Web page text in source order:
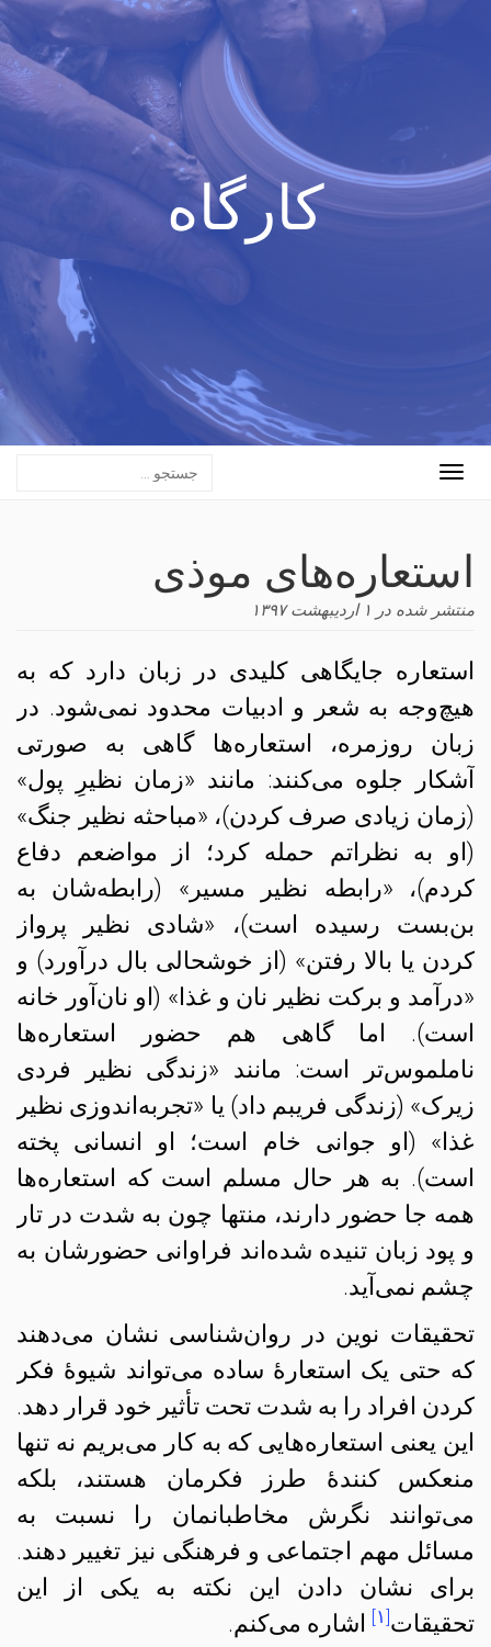
کارگاه
Toggle
استعاره‌های موذی
منتشر شده در ۱ اردیبهشت ۱۳۹۷
استعاره جایگاهی کلیدی در زبان دارد که به
هیچ‌‌وجه به شعر و ادبیات محدود نمی‌شود. در
زبان روزمره، استعاره‌ها گاهی به صورتی
آشکار جلوه می‌کنند: مانند «زمان نظیرِ پول»
(زمان زیادی صرف کردن)، «مباحثه نظیر جنگ»
(او به نظراتم حمله کرد؛ از مواضعم دفاع
کردم)، «رابطه نظیر مسیر» (رابطه‌شان به
بن‌بست رسیده است)، «شادی نظیر پرواز
کردن یا بالا رفتن» (از خوشحالی بال درآورد) و
«درآمد و برکت نظیر نان و غذا» (او نان‌آور خانه
است). اما گاهی هم حضور استعاره‌ها
ناملموس‌تر است: مانند «زندگی نظیر فردی
زیرک» (زندگی فریبم داد) یا «تجربه‌اندوزی نظیر
غذا» (او جوانی خام است؛ او انسانی پخته
است). به هر حال مسلم است که استعاره‌ها
همه جا حضور دارند، منتها چون به شدت در تار
و پود زبان تنیده‌ شده‌اند فراوانی حضورشان به
چشم نمی‌آید.
تحقیقات نوین در روان‌شناسی نشان می‌دهند
که حتی یک استعارهٔ ساده می‌تواند شیوهٔ فکر
کردن افراد را به شدت تحت تأثیر خود قرار دهد.
این یعنی استعاره‌هایی که به کار می‌بریم نه تنها
منعکس کنندهٔ طرز فکرمان هستند، بلکه
می‌توانند نگرش مخاطبانمان را نسبت به
مسائل مهم اجتماعی و فرهنگی نیز تغییر دهند.
برای نشان دادن این نکته به یکی از این
تحقیقات[۱] اشاره می‌کنم.